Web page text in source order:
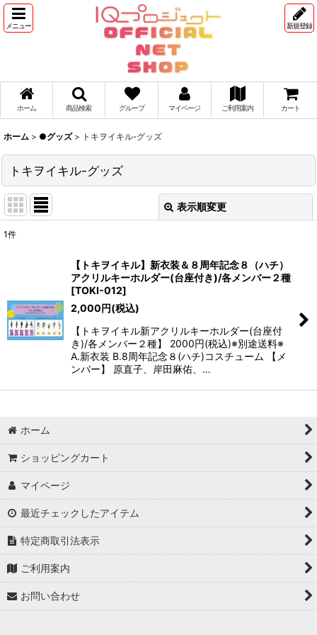
メニュー 新規登録
ホーム 商品検索 グループ マイページ ご利用案内 カート
ホーム > ●グッズ > トキヲイキル-グッズ
トキヲイキル-グッズ
表示順変更
絞り込む
1件
【トキヲイキル】新衣装＆８周年記念８（ハチ）
アクリルキーホルダー(台座付き)/各メンバー２種
[TOKI-012]
2,000円(税込)
【トキヲイキル新アクリルキーホルダー(台座付
き)/各メンバー２種】 2000円(税込)※別途送料※
A.新衣装 B.8周年記念８(ハチ)コスチューム 【メ
ンバー】 原直子、岸田麻佑、…
ホーム
ショッピングカート
マイページ
最近チェックしたアイテム
特定商取引法表示
ご利用案内
お問い合わせ